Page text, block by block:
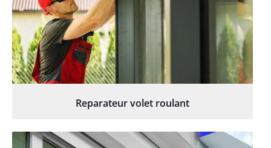
Reparateur volet roulant